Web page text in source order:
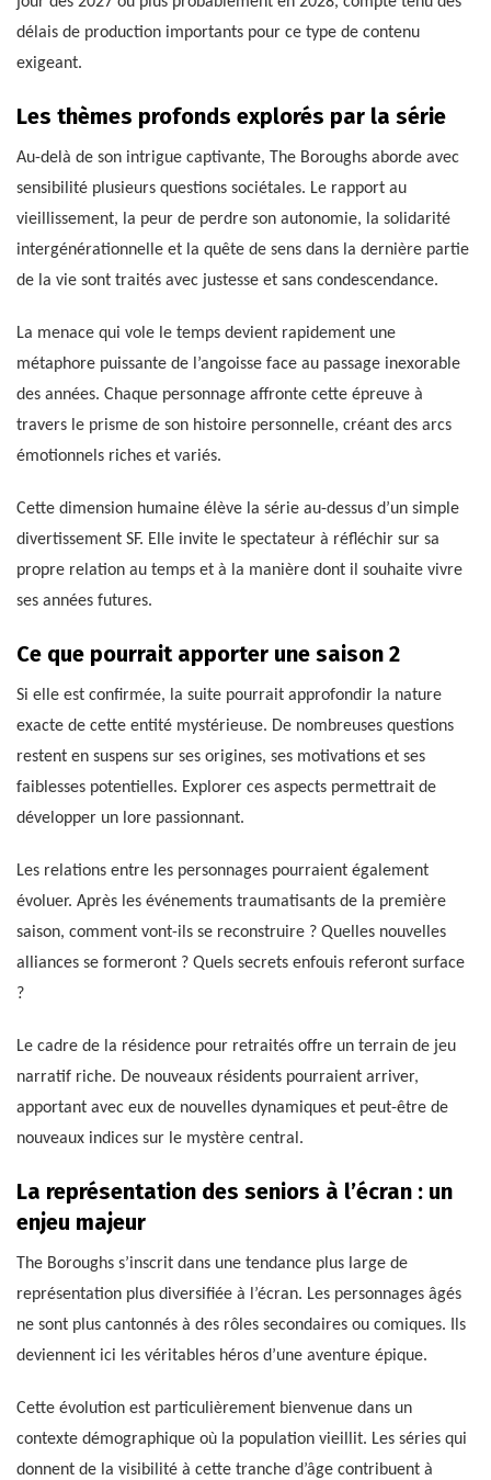
délais de production importants pour ce type de contenu
exigeant.
Les thèmes profonds explorés par la série
Au-delà de son intrigue captivante, The Boroughs aborde avec
sensibilité plusieurs questions sociétales. Le rapport au
vieillissement, la peur de perdre son autonomie, la solidarité
intergénérationnelle et la quête de sens dans la dernière partie
de la vie sont traités avec justesse et sans condescendance.
La menace qui vole le temps devient rapidement une
métaphore puissante de l’angoisse face au passage inexorable
des années. Chaque personnage affronte cette épreuve à
travers le prisme de son histoire personnelle, créant des arcs
émotionnels riches et variés.
Cette dimension humaine élève la série au-dessus d’un simple
divertissement SF. Elle invite le spectateur à réfléchir sur sa
propre relation au temps et à la manière dont il souhaite vivre
ses années futures.
Ce que pourrait apporter une saison 2
Si elle est confirmée, la suite pourrait approfondir la nature
exacte de cette entité mystérieuse. De nombreuses questions
restent en suspens sur ses origines, ses motivations et ses
faiblesses potentielles. Explorer ces aspects permettrait de
développer un lore passionnant.
Les relations entre les personnages pourraient également
évoluer. Après les événements traumatisants de la première
saison, comment vont-ils se reconstruire ? Quelles nouvelles
alliances se formeront ? Quels secrets enfouis referont surface
?
Le cadre de la résidence pour retraités offre un terrain de jeu
narratif riche. De nouveaux résidents pourraient arriver,
apportant avec eux de nouvelles dynamiques et peut-être de
nouveaux indices sur le mystère central.
La représentation des seniors à l’écran : un
enjeu majeur
The Boroughs s’inscrit dans une tendance plus large de
représentation plus diversifiée à l’écran. Les personnages âgés
ne sont plus cantonnés à des rôles secondaires ou comiques. Ils
deviennent ici les véritables héros d’une aventure épique.
Cette évolution est particulièrement bienvenue dans un
contexte démographique où la population vieillit. Les séries qui
donnent de la visibilité à cette tranche d’âge contribuent à